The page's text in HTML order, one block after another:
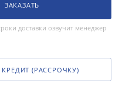
ЗАКАЗАТЬ
доставки озвучит менеджер
(РАССРОЧКУ)